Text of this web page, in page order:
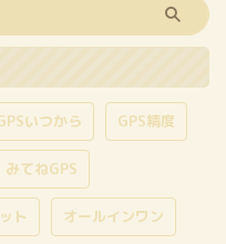
いつから GPS精度
みてねGPS
ト オールインワン